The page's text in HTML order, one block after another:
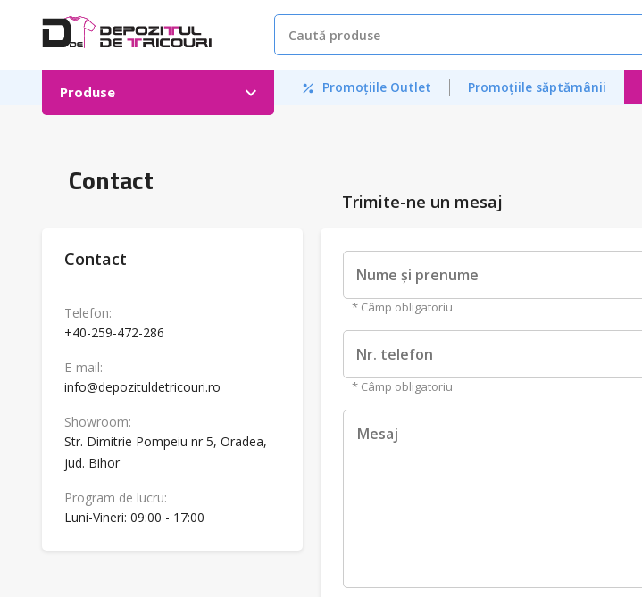
Produse Promoțiile Outlet Promoțiile săptămânii
Contact
Contact
Telefon:
+40-259-472-286
E-mail:
info@depozituldetricouri.ro
Showroom:
Str. Dimitrie Pompeiu nr 5, Oradea,
jud. Bihor
Program de lucru:
Luni-Vineri: 09:00 - 17:00
Trimite-ne un mesaj
Nume și prenume
* Câmp obligatoriu
Nr. telefon
* Câmp obligatoriu